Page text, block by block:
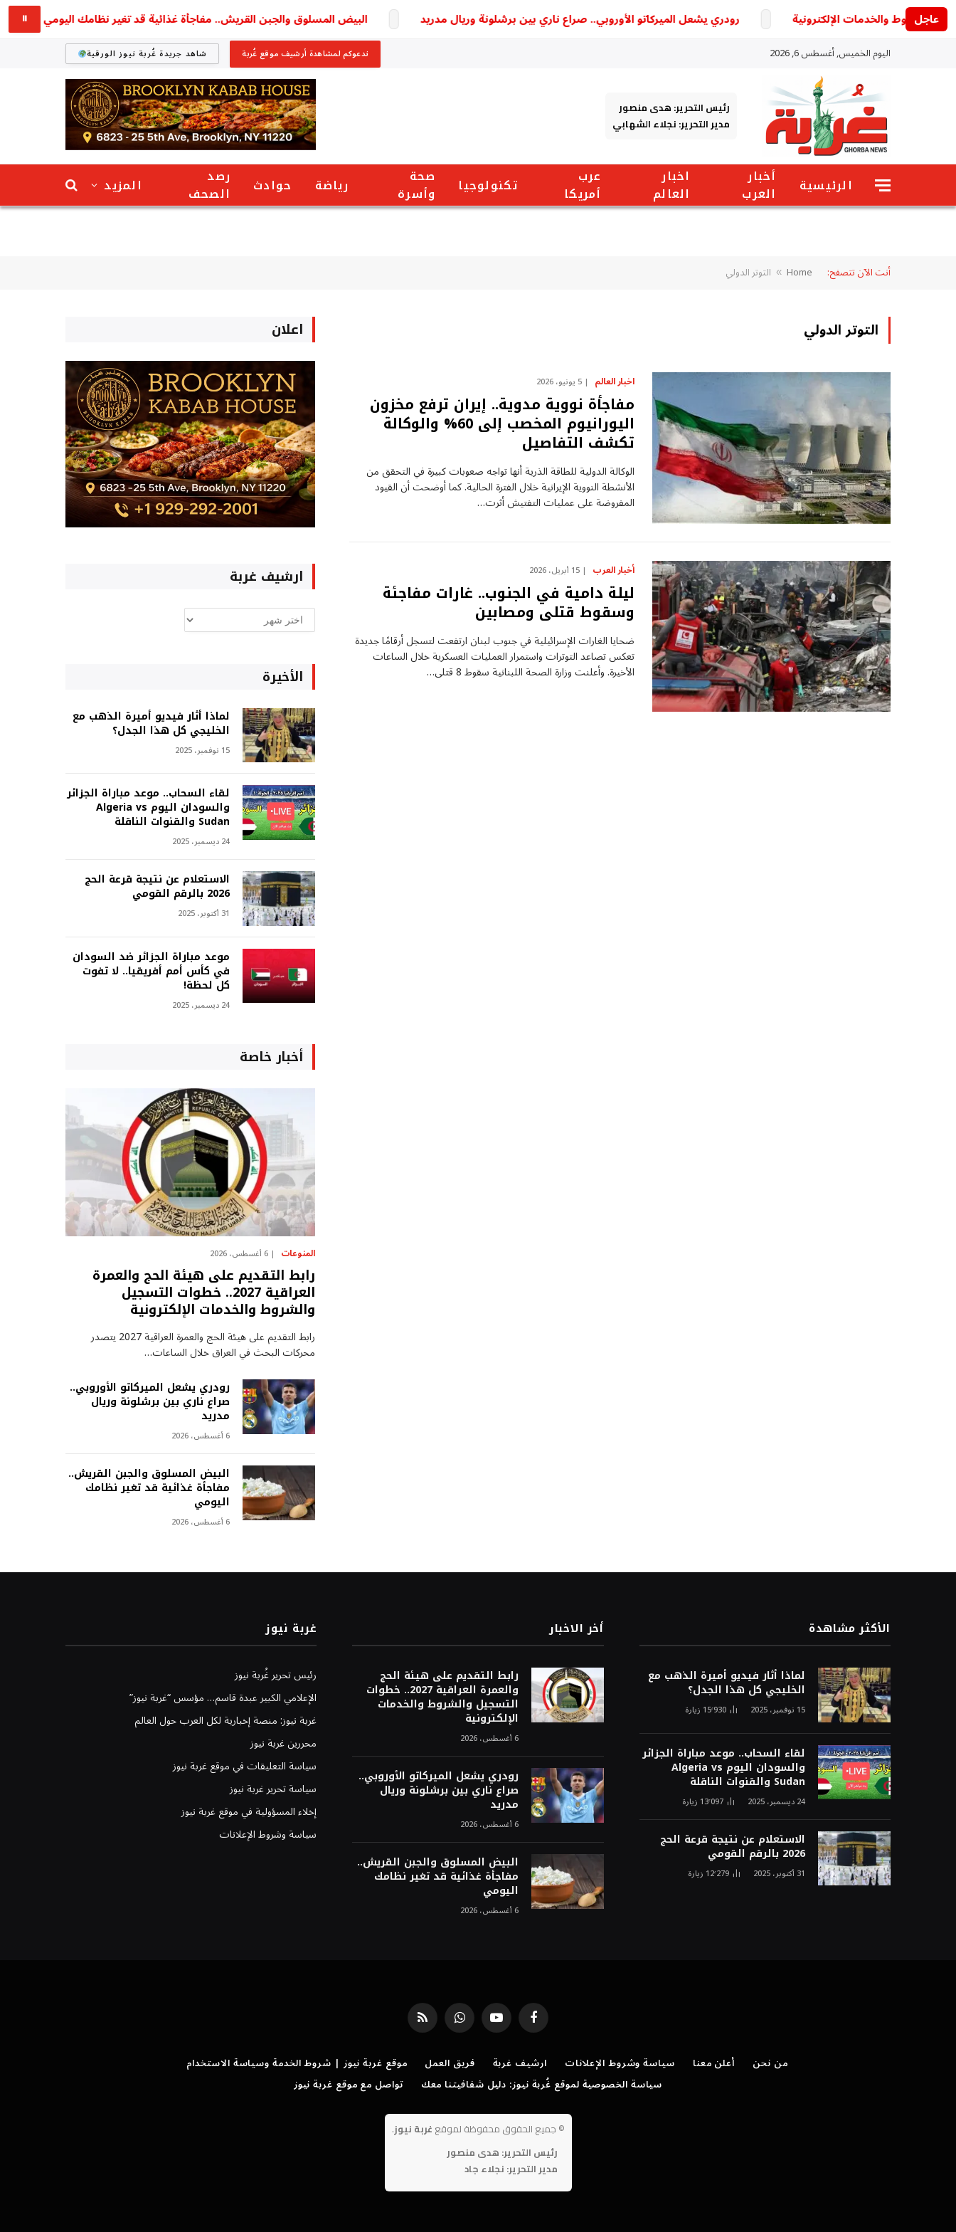
عاجل رودري يشعل الميركاتو الأوروبي.. صراع ناري بين برشلونة وريال مدريد البيض المسلوق والجبن القريش.. مفاجأة غذائية قد تغير نظامك اليومي ⏸
اليوم الخميس, أغسطس 6, 2026 ندعوكم لمشاهدة أرشيف موقع غُربة شاهد جريدة غُربة نيوز الورقية
رئيس التحرير: هدى منصور
مدير التحرير: نجلاء الشهابي
الرئيسية
أخبار
العرب
اخبار
العالم
عرب
أمريكا
تكنولوجيا
صحة
وأسرة
رياضة حوادث
رصد
الصحف
المزيد
أنت الآن تتصفح: Home
» التوتر الدولي
التوتر الدولي
اخبار العالم 5 يونيو، 2026
مفاجأة نووية مدوية.. إيران ترفع مخزون
اليورانيوم المخصب إلى 60% والوكالة
تكشف التفاصيل
الوكالة الدولية للطاقة الذرية أنها تواجه صعوبات كبيرة في التحقق من
الأنشطة النووية الإيرانية خلال الفترة الحالية. كما أوضحت أن القيود
المفروضة على عمليات التفتيش أثرت…
أخبار العرب 15 أبريل، 2026
ليلة دامية في الجنوب.. غارات مفاجئة
وسقوط قتلى ومصابين
ضحايا الغارات الإسرائيلية في جنوب لبنان ارتفعت لتسجل أرقامًا جديدة
تعكس تصاعد التوترات واستمرار العمليات العسكرية خلال الساعات
الأخيرة. وأعلنت وزارة الصحة اللبنانية سقوط 8 قتلى…
اعلان
ارشيف غربة
ارشيف
غربة
الأخيرة
لماذا أثار فيديو أميرة الذهب مع
الخليجي كل هذا الجدل؟
15 نوفمبر، 2025
لقاء السحاب.. موعد مباراة الجزائر
والسودان اليوم Algeria vs
Sudan والقنوات الناقلة
24 ديسمبر، 2025
الاستعلام عن نتيجة قرعة الحج
2026 بالرقم القومي
31 أكتوبر، 2025
موعد مباراة الجزائر ضد السودان
في كأس أمم أفريقيا.. لا تفوت
كل لحظة!
24 ديسمبر، 2025
أخبار خاصة
المنوعات 6 أغسطس، 2026
رابط التقديم على هيئة الحج والعمرة
العراقية 2027.. خطوات التسجيل
والشروط والخدمات الإلكترونية
رابط التقديم على هيئة الحج والعمرة العراقية 2027 يتصدر
محركات البحث في العراق خلال الساعات…
رودري يشعل الميركاتو الأوروبي..
صراع ناري بين برشلونة وريال
مدريد
6 أغسطس، 2026
البيض المسلوق والجبن القريش..
مفاجأة غذائية قد تغير نظامك
اليومي
6 أغسطس، 2026
الأكثر مشاهدة
لماذا أثار فيديو أميرة الذهب مع
الخليجي كل هذا الجدل؟
15 نوفمبر، 2025 15٬930 زيارة
لقاء السحاب.. موعد مباراة الجزائر
والسودان اليوم Algeria vs
Sudan والقنوات الناقلة
24 ديسمبر، 2025 13٬097 زيارة
الاستعلام عن نتيجة قرعة الحج
2026 بالرقم القومي
31 أكتوبر، 2025 12٬279 زيارة
أخر الاخبار
رابط التقديم على هيئة الحج
والعمرة العراقية 2027.. خطوات
التسجيل والشروط والخدمات
الإلكترونية
6 أغسطس، 2026
رودري يشعل الميركاتو الأوروبي..
صراع ناري بين برشلونة وريال
مدريد
6 أغسطس، 2026
البيض المسلوق والجبن القريش..
مفاجأة غذائية قد تغير نظامك
اليومي
6 أغسطس، 2026
غربة نيوز
رئيس تحرير غُربة نيوز
الإعلامي الكبير عبدة قاسم… مؤسس “غربة نيوز”
غربة نيوز: منصة إخبارية لكل العرب حول العالم
محررين غربة نيوز
سياسة التعليقات في موقع غربة نيوز
سياسة تحرير غربة نيوز
إخلاء المسؤولية في موقع غربة نيوز
سياسة وشروط الإعلانات
فيسبوك يوتيوب واتساب RSS
من نحن أعلن معنا سياسة وشروط الإعلانات ارشيف غربة فريق العمل
موقع غربة نيوز | شروط الخدمة وسياسة الاستخدام
سياسة الخصوصية لموقع غُربة نيوز: دليل شفافيتنا معك
تواصل مع موقع غربة نيوز
© جميع الحقوق محفوظة لموقع غربة نيوز.
رئيس التحرير: هدى منصور
مدير التحرير: نجلاء جاد